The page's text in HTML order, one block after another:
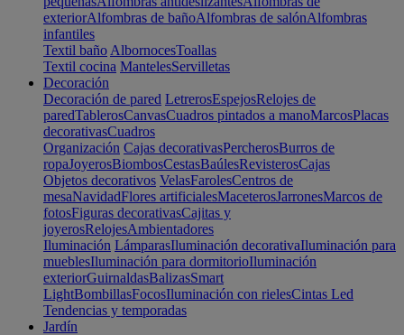
exteriorAlfombras de bañoAlfombras de salónAlfombras
infantiles
Textil baño AlbornocesToallas
Textil cocina MantelesServilletas
Decoración
Decoración de pared LetrerosEspejosRelojes de
paredTablerosCanvasCuadros pintados a manoMarcosPlacas
decorativasCuadros
Organización Cajas decorativasPercherosBurros de
ropaJoyerosBiombosCestasBaúlesRevisterosCajas
Objetos decorativos VelasFarolesCentros de
mesaNavidadFlores artificialesMaceterosJarronesMarcos de
fotosFiguras decorativasCajitas y
joyerosRelojesAmbientadores
Iluminación LámparasIluminación decorativaIluminación para
mueblesIluminación para dormitorioIluminación
exteriorGuirnaldasBalizasSmart
LightBombillasFocosIluminación con rielesCintas Led
Tendencias y temporadas
Jardín